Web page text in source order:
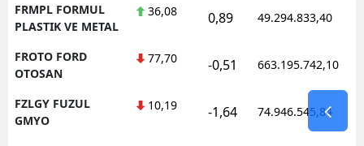
FRMPL FORMUL
PLASTIK VE METAL
36,08 0,89 49.294.833,40
FROTO FORD
OTOSAN
77,70 -0,51 663.195.742,10
FZLGY FUZUL
GMYO
10,19 -1,64 74.946.545,84